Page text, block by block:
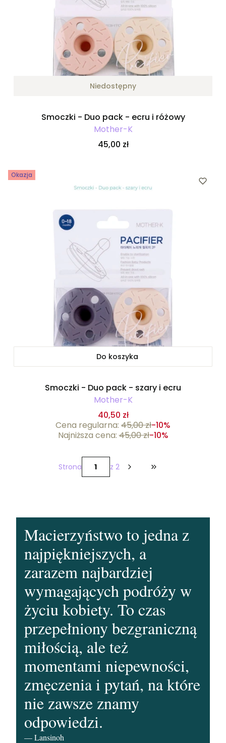
Niedostępny
Smoczki - Duo pack - ecru i różowy
Mother-K
Cena
45,00 zł
Okazja
Do koszyka
Smoczki - Duo pack - szary i ecru
Mother-K
40,50 zł
Cena regularna: 45,00 zł-10%
Najniższa cena:45,00 zł-10%
Strona z 2 Przejdź do ostatniej
Macierzyństwo to jedna z
najpiękniejszych, a
zarazem najbardziej
wymagających podróży w
życiu kobiety. To czas
przepełniony bezgraniczną
miłością, ale też
momentami niepewności,
zmęczenia i pytań, na które
nie zawsze znamy
odpowiedzi.
— Lansinoh